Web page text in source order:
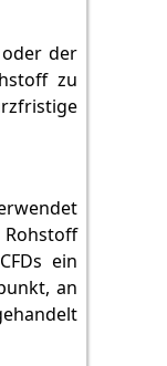
der
zu
ein
an